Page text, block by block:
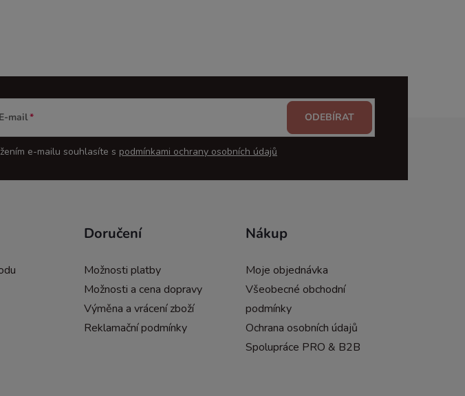
E-mail
e-mailu souhlasíte s podmínkami ochrany osobních údajů
ODEBÍRAT
Doručení
Možnosti platby
Možnosti a cena dopravy
Výměna a vrácení zboží
Reklamační podmínky
Nákup
Moje objednávka
Všeobecné obchodní
podmínky
Ochrana osobních údajů
Spolupráce PRO & B2B